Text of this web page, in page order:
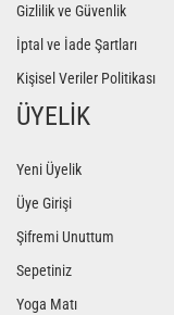
Gizlilik ve Güvenlik
İptal ve İade Şartları
Kişisel Veriler Politikası
ÜYELİK
Yeni Üyelik
Üye Girişi
Şifremi Unuttum
Sepetiniz
Yoga Matı